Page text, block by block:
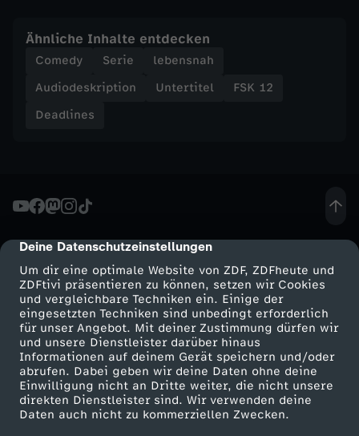
cmp-dialog-description
Deine Datenschutzeinstellungen
Um dir eine optimale Website von ZDF, ZDFheute und
ZDFtivi präsentieren zu können, setzen wir Cookies
und vergleichbare Techniken ein. Einige der
eingesetzten Techniken sind unbedingt erforderlich
für unser Angebot. Mit deiner Zustimmung dürfen wir
und unsere Dienstleister darüber hinaus
Informationen auf deinem Gerät speichern und/oder
abrufen. Dabei geben wir deine Daten ohne deine
Einwilligung nicht an Dritte weiter, die nicht unsere
direkten Dienstleister sind. Wir verwenden deine
Daten auch nicht zu kommerziellen Zwecken.
Ähnliche Inhalte entdecken
Comedy Serie
lebensnah
Audiodeskription
Untertitel
FSK 12
Deadlines
Mehr ZDF
ZDF-Apps
Smart TV
ZDFtext
Service
ZDFmitreden
Kontakt zum ZDF
Tickets